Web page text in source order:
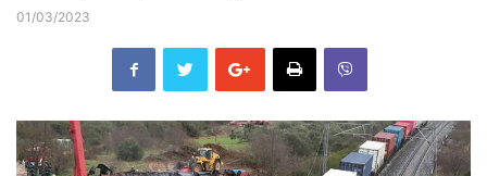
01/03/2023